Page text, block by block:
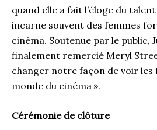
quand elle a fait l’éloge du
incarne souvent des femmes
cinéma. Soutenue par le public,
finalement remercié Meryl
changer notre façon de voir les
monde du cinéma ».
Cérémonie de clôture